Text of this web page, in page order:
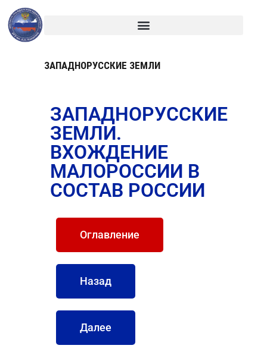
ЗАПАДНОРУССКИЕ ЗЕМЛИ
ЗАПАДНОРУССКИЕ
ЗЕМЛИ.
ВХОЖДЕНИЕ
МАЛОРОССИИ В
СОСТАВ РОССИИ
Оглавление
Назад
Далее